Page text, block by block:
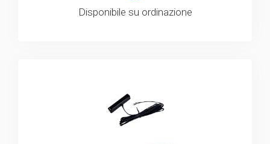
Disponibile su ordinazione